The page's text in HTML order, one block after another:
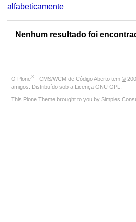
alfabeticamente
Nenhum resultado foi
O Plone® - CMS/WCM de Código Aberto tem ©
amigos. Distribuído sob a Licença GNU GPL
This Plone Theme brought to you by Simples